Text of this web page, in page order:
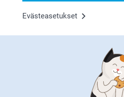
Evästeasetukset